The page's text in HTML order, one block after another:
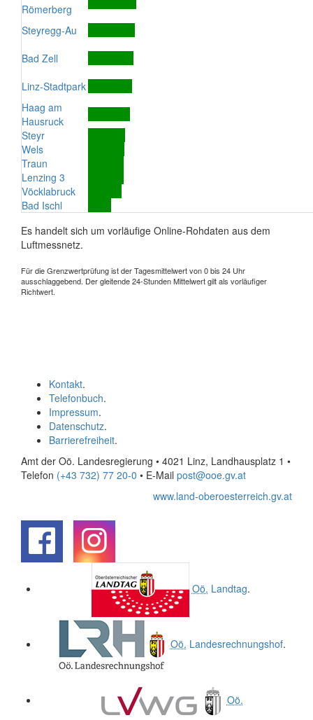
Römerberg
Steyregg-Au
Bad Zell
Linz-Stadtpark
Haag am
Hausruck
Steyr
Wels
Traun
Lenzing 3
Vöcklabruck
Bad Ischl
Es handelt sich um vorläufige Online-Rohdaten aus dem
Luftmessnetz.
Für die Grenzwertprüfung ist der Tagesmittelwert von 0 bis 24 Uhr
ausschlaggebend. Der gleitende 24-Stunden Mittelwert gilt als vorläufiger
Richtwert.
Kontakt.
Telefonbuch.
Impressum.
Datenschutz.
Barrierefreiheit.
Amt der Oö. Landesregierung • 4021 Linz, Landhausplatz 1 •
Telefon (+43 732) 77 20-0 • E-Mail post@ooe.gv.at
www.land-oberoesterreich.gv.at
Oö. Landtag.
Oö. Landesrechnungshof.
Oö.